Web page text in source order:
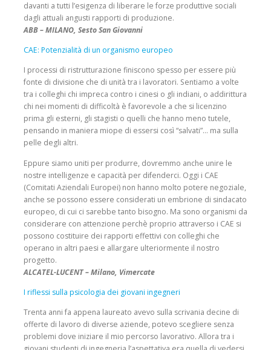
davanti a tutti l’esigenza di liberare le forze produttive sociali
dagli attuali angusti rapporti di produzione.
ABB – MILANO, Sesto San Giovanni
CAE: Potenzialità di un organismo europeo
I processi di ristrutturazione finiscono spesso per essere più
fonte di divisione che di unità tra i lavoratori. Sentiamo a volte
tra i colleghi chi impreca contro i cinesi o gli indiani, o addirittura
chi nei momenti di dif­ficoltà è favorevole a che si licenzino
prima gli esterni, gli stagisti o quelli che hanno meno tutele,
pensando in maniera miope di essersi così “sal­vati”… ma sulla
pelle degli altri.
Eppure siamo uniti per produrre, dovremmo anche unire le
nostre intelligenze e capacità per difenderci. Oggi i CAE
(Comitati Aziendali Euro­pei) non hanno molto potere negoziale,
anche se possono essere consi­derati un embrione di sindacato
europeo, di cui ci sarebbe tanto bisogno. Ma sono organismi da
considerare con attenzione perchè proprio attra­verso i CAE si
possono costituire dei rapporti effettivi con colleghi che
operano in altri paesi e allargare ulteriormente il nostro
progetto.
ALCATEL-LUCENT – Milano, Vimercate
I riflessi sulla psicologia dei giovani ingegneri
Trenta anni fa appena laureato avevo sulla scrivania decine di
offerte di lavoro di diverse aziende, potevo scegliere senza
problemi dove ini­ziare il mio percorso lavorativo. Allora tra i